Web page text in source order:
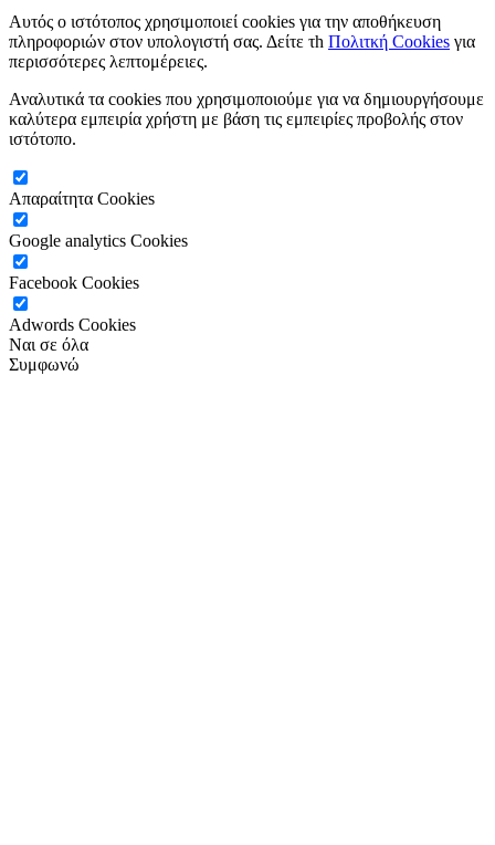
Αυτός ο ιστότοπος χρησιμοποιεί cookies για την αποθήκευση
πληροφοριών στον υπολογιστή σας. Δείτε τh Πολιτκή Cookies για
περισσότερες λεπτομέρειες.
Αναλυτικά τα cookies που χρησιμοποιούμε για να δημιουργήσουμε
καλύτερα εμπειρία χρήστη με βάση τις εμπειρίες προβολής στον
ιστότοπο.
Απαραίτητα Cookies
Google analytics Cookies
Facebook Cookies
Adwords Cookies
Ναι σε όλα
Συμφωνώ